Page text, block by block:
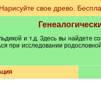
Нарисуйте свое древо.
и т.д. Здесь вы найдете
при исследовании